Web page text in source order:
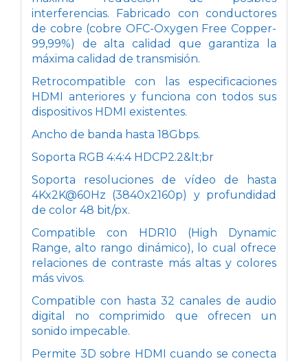
interferencias. Fabricado con conductores
de cobre (cobre OFC-Oxygen Free Copper-
99,99%) de alta calidad que garantiza la
máxima calidad de transmisión.
Retrocompatible con las especificaciones
HDMI anteriores y funciona con todos sus
dispositivos HDMI existentes.
Ancho de banda hasta 18Gbps.
Soporta RGB 4:4:4 HDCP2.2&lt;br
Soporta resoluciones de vídeo de hasta
4Kx2K@60Hz (3840x2160p) y profundidad
de color 48 bit/px.
Compatible con HDR10 (High Dynamic
Range, alto rango dinámico), lo cual ofrece
relaciones de contraste más altas y colores
más vivos.
Compatible con hasta 32 canales de audio
digital no comprimido que ofrecen un
sonido impecable.
Permite 3D sobre HDMI cuando se conecta